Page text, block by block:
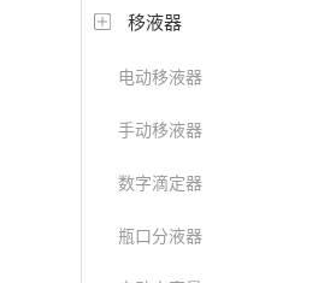
移液器
电动移液器
手动移液器
数字滴定器
瓶口分液器